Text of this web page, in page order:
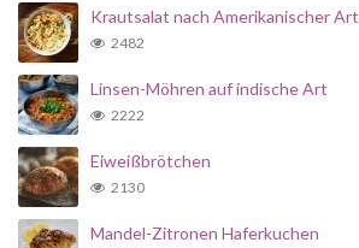
Krautsalat nach Amerikanischer Art
2482
Linsen-Möhren auf indische Art
2222
Eiweißbrötchen
2130
Mandel-Zitronen Haferkuchen